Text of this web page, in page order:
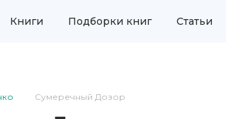
Книги Подборки книг Статьи
Сумеречный Дозор